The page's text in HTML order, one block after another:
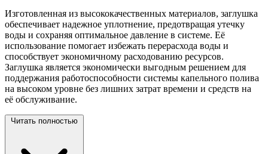
Изготовленная из высококачественных материалов, заглушка
обеспечивает надежное уплотнение, предотвращая утечку
воды и сохраняя оптимальное давление в системе. Её
использование помогает избежать перерасхода воды и
способствует экономичному расходованию ресурсов.
Заглушка является экономически выгодным решением для
поддержания работоспособности системы капельного полива
на высоком уровне без лишних затрат времени и средств на
её обслуживание.
Читать полностью